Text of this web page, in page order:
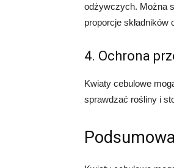
odżywczych. Można
proporcje składników
4. Ochrona
Kwiaty cebulowe
sprawdzać rośliny i